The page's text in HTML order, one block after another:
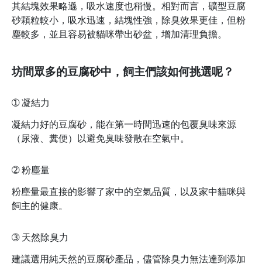
其結塊效果略遜，吸水速度也稍慢。相對而言，礦型豆腐
砂顆粒較小，吸水迅速，結塊性強，除臭效果更佳，但粉
塵較多，並且容易被貓咪帶出砂盆，增加清理負擔。
坊間眾多的豆腐砂中，飼主們該如何挑選呢？
➀凝結力
凝結力好的豆腐砂，能在第一時間迅速的包覆臭味來源
（尿液、糞便）以避免臭味發散在空氣中。
➁粉塵量
粉塵量最直接的影響了家中的空氣品質，以及家中貓咪與
飼主的健康。
➂ 天然除臭力
建議選用純天然的豆腐砂產品，儘管除臭力無法達到添加